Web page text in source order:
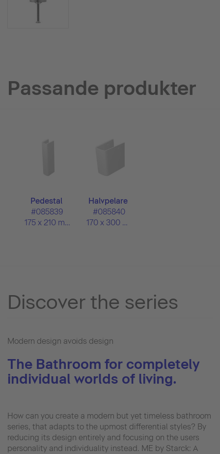
Passande produkter
Pedestal
#085839
175 x 210 mm
Halvpelare
#085840
170 x 300 mm
Discover the series
Modern design avoids design
The Bathroom for completely
individual worlds of living.
How can you create a modern but yet timeless bathroom
series, that adapts to the upmost differential styles? By
reducing its design entirely and focusing on the users
personality and individuality instead. ME by Starck: A